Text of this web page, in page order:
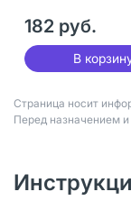
182 руб.
В
Страница носит
Перед назначением